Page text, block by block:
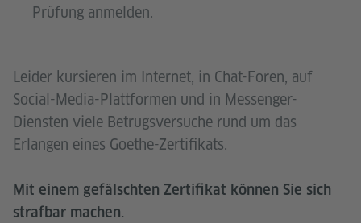
Prüfung anmelden.
Leider kursieren im Internet, in Chat-Foren, auf
Social-Media-Plattformen und in Messenger-
Diensten viele Betrugsversuche rund um das
Erlangen eines Goethe-Zertifikats.
Mit einem gefälschten Zertifikat können Sie sich
strafbar machen.